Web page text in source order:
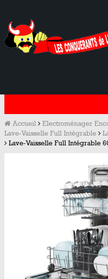
Accueil Electroménager
Lave-Vaisselle Full Intégrable
Lave-Vaisselle Full Intégrable